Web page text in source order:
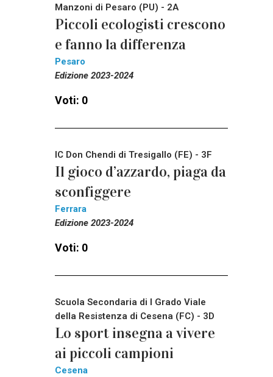
Manzoni di Pesaro (PU) - 2A
Piccoli ecologisti crescono
e fanno la differenza
Pesaro
Edizione 2023-2024
Voti: 0
IC Don Chendi di Tresigallo (FE) - 3F
Il gioco d’azzardo, piaga da
sconfiggere
Ferrara
Edizione 2023-2024
Voti: 0
Scuola Secondaria di I Grado Viale
della Resistenza di Cesena (FC) - 3D
Lo sport insegna a vivere
ai piccoli campioni
Cesena